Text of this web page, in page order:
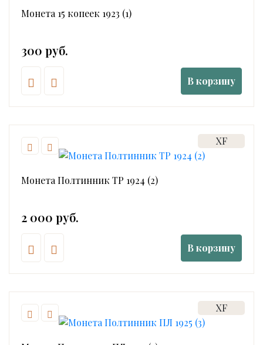
Монета 15 копеек 1923 (1)
300 руб.
В корзину
XF
Монета Полтинник ТР 1924 (2)
2 000 руб.
В корзину
XF